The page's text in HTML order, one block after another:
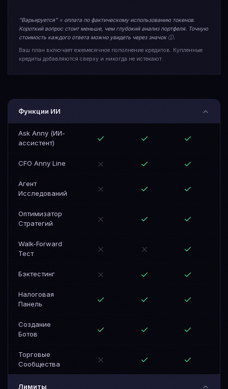
"Варьируется" = оплата по фактическому использованию токенов.
Короткий вопрос стоит меньше, чем глубокий анализ портфеля. Точную
стоимость каждого ответа можно увидеть через значок ⓘ.
Ваш план включает ежемесячное пополнение кредитов. Купленные
кредиты добавляются сверху и никогда не истекают.
Функции ИИ
Ask Anny (ИИ-
ассистент)
CFO Anny Line
Агент
Исследований
Оптимизатор
Стратегий
Walk-Forward
Тест
Бэктестинг
Налоговая
Панель
Создание
Ботов
Торговые
Сообщества
Лимиты